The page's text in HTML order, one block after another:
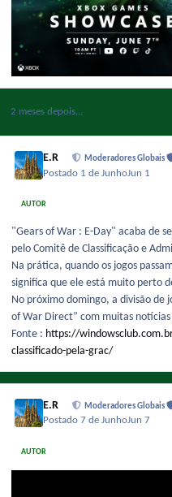
2 meses depois...
E.R Moderadores Globais
Postado 1 de JunhoJun 1
AUTOR
"Gears of War : E-Day" acaba de
pelo Comitê de Classificação e
Na prática, quando os jogos
significa que ele está muito perto
No próximo domingo, a divisão de
of War Direct” com muitas
Fonte : https://
classificado-pela-grac/
E.R Moderadores Globais
Postado 7 de JunhoJun 7
AUTOR